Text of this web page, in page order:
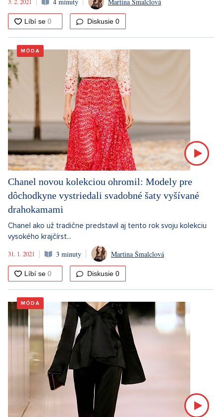
Diskusie 0
MÓDA
Chanel novou kolekciou ohromil: Modely pre
dôchodkyne vystriedali svadobné šaty vyšívané
drahokamami
Chanel ako už tradične predstavil aj tento rok svoju kolekciu
vysokého krajčírst...
31. 1. 2021
3 minuty Martina Šmalclová
Diskusie 0
MÓDA